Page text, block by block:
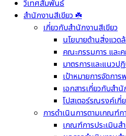
วิเทศสัมพันธ์
สำนักงานสีเขียว ☘️
เกี่ยวกับสำนักงานสีเขียว
นโยบายด้านสิ่งแวด
คณะกรรมการ และ
มาตรการและแนวป
เป้าหมายการจัดกา
เอกสารเกี่ยวกับสำ
โปสเตอร์รณรงค์เกี่
การดำเนินการตามเกณฑ์ก
เกณฑ์การประเมินส